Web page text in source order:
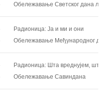
Обележавање Светског дана
Радионица: Ја и ми и они
Обележавање Међународног дана
Радионица: Шта вреднујем, шта
Обележавање Савиндана